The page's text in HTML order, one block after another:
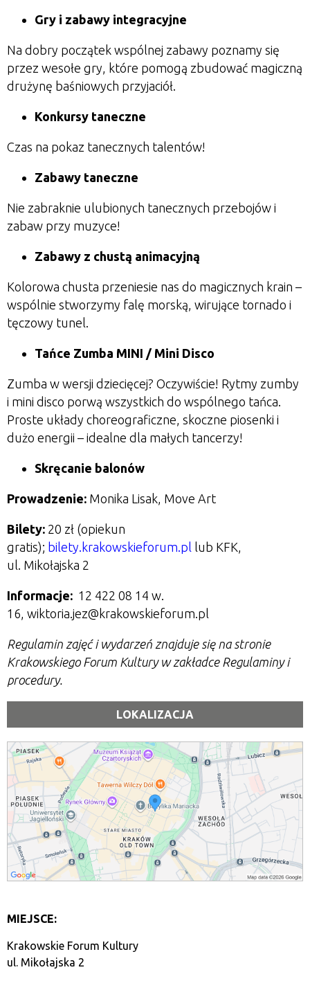
Gry i zabawy integracyjne
Na dobry początek wspólnej zabawy poznamy się
przez wesołe gry, które pomogą zbudować magiczną
drużynę baśniowych przyjaciół.
Konkursy taneczne
Czas na pokaz tanecznych talentów!
Zabawy taneczne
Nie zabraknie ulubionych tanecznych przebojów i
zabaw przy muzyce!
Zabawy z chustą animacyjną
Kolorowa chusta przeniesie nas do magicznych krain –
wspólnie stworzymy falę morską, wirujące tornado i
tęczowy tunel.
Tańce Zumba MINI / Mini Disco
Zumba w wersji dziecięcej? Oczywiście! Rytmy zumby
i mini disco porwą wszystkich do wspólnego tańca.
Proste układy choreograficzne, skoczne piosenki i
dużo energii – idealne dla małych tancerzy!
Skręcanie balonów
Prowadzenie: Monika Lisak, Move Art
Bilety: 20 zł (opiekun
gratis); bilety.krakowskieforum.pl lub KFK,
ul. Mikołajska 2
Informacje: 1 2 422 08 14 w.
16, wiktoria.jez@krakowskieforum.pl
Regulamin zajęć i wydarzeń znajduje się na stronie
Krakowskiego Forum Kultury w zakładce Regulaminy i
procedury.
LOKALIZACJA
MIEJSCE:
Krakowskie Forum Kultury
ul. Mikołajska 2